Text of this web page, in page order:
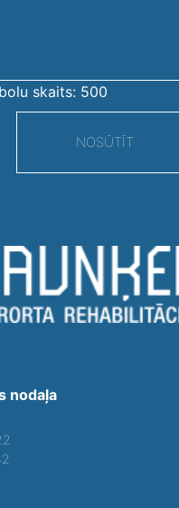
skaits: 500
NOSŪTĪT
nodaļa